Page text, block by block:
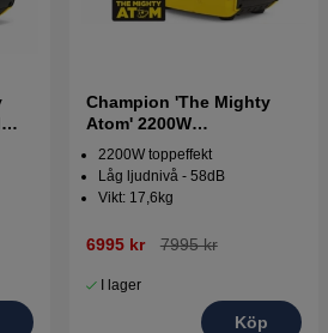
Champion 'The Mighty
Atom' 2200W
Inverterelverk
2200W toppeffekt
Låg ljudnivå - 58dB
Vikt: 17,6kg
6995 kr 7995 kr
I lager
Köp